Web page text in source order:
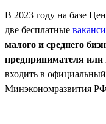
В 2023 году на базе
две бесплатные
малого и среднего
предпринимателя или
входить в
Минэкономразвития